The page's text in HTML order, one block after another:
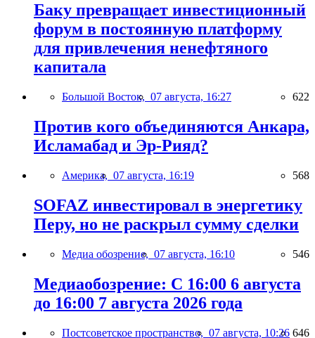
Баку превращает инвестиционный
форум в постоянную платформу
для привлечения ненефтяного
капитала
Большой Восток, 07 августа, 16:27 622
Против кого объединяются Анкара,
Исламабад и Эр-Рияд?
Америка, 07 августа, 16:19 568
SOFAZ инвестировал в энергетику
Перу, но не раскрыл сумму сделки
Медиа обозрение, 07 августа, 16:10 546
Медиаобозрение: С 16:00 6 августа
до 16:00 7 августа 2026 года
Постсоветское пространство, 07 августа, 10:26 646